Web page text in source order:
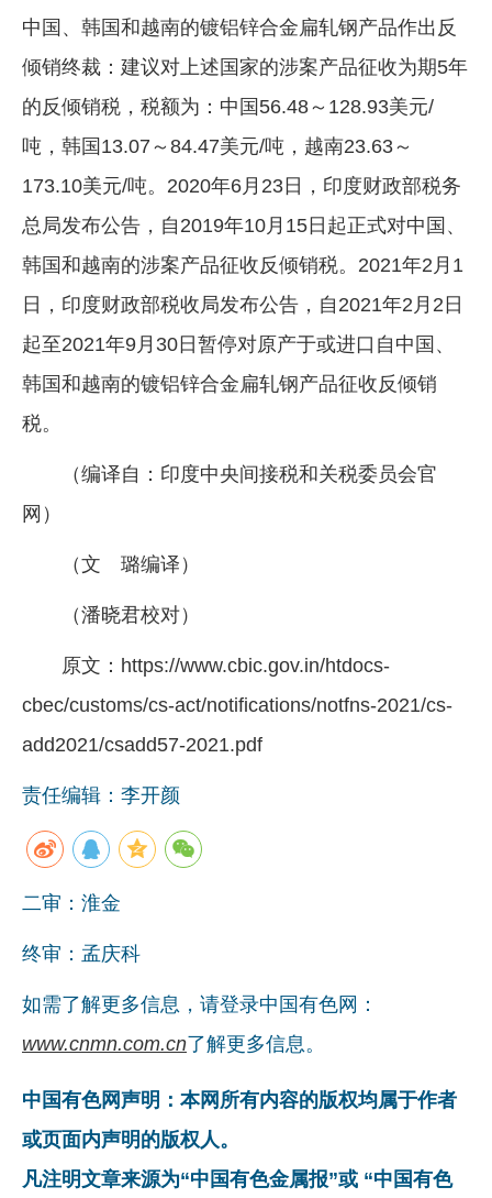
中国、韩国和越南的镀铝锌合金扁轧钢产品作出反
倾销终裁：建议对上述国家的涉案产品征收为期5年
的反倾销税，税额为：中国56.48～128.93美元/
吨，韩国13.07～84.47美元/吨，越南23.63～
173.10美元/吨。2020年6月23日，印度财政部税务
总局发布公告，自2019年10月15日起正式对中国、
韩国和越南的涉案产品征收反倾销税。2021年2月1
日，印度财政部税收局发布公告，自2021年2月2日
起至2021年9月30日暂停对原产于或进口自中国、
韩国和越南的镀铝锌合金扁轧钢产品征收反倾销
税。
（编译自：印度中央间接税和关税委员会官
网）
（文 璐编译）
（潘晓君校对）
原文：https://www.cbic.gov.in/htdocs-
cbec/customs/cs-act/notifications/notfns-2021/cs-
add2021/csadd57-2021.pdf
责任编辑：李开颜
二审：淮金
终审：孟庆科
如需了解更多信息，请登录中国有色网：
www.cnmn.com.cn了解更多信息。
中国有色网声明：本网所有内容的版权均属于作者
或页面内声明的版权人。
凡注明文章来源为“中国有色金属报”或 “中国有色